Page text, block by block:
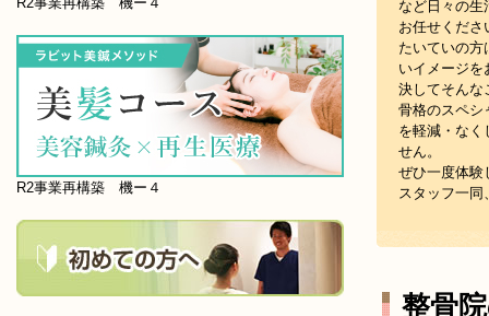
R2事業再構築 機ー４
など日々の生
お任せくださ
たいていの方
いイメージを
決してそんな
骨格のスペシ
を軽減・なく
せん。
ぜひ一度体験
スタッフ一同
整骨